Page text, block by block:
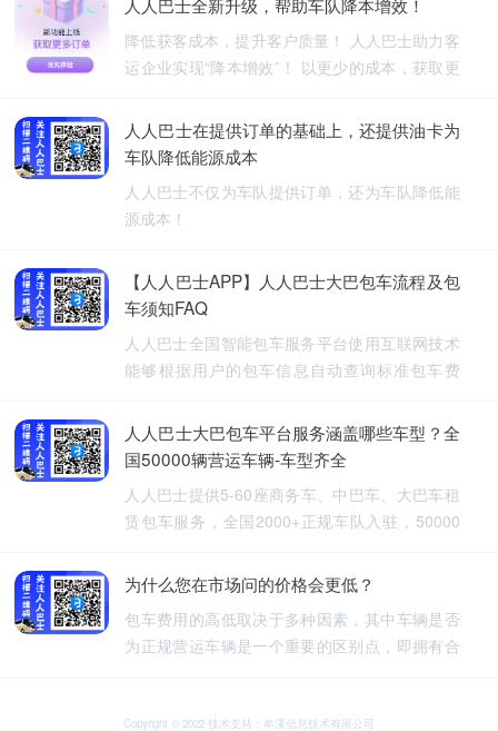
人人巴士春节放假通知-杭州包车网
降低获客成本，提升客户质量！ 人人巴士助力客
运企业实现“降本增效”！ 以更少的成本，获取更
人人巴士在提供订单的基础上，还提供油卡为
车队降低能源成本
人人巴士不仅为车队提供订单，还为车队降低能
源成本！
【人人巴士APP】人人巴士大巴包车流程及包
车须知FAQ
人人巴士全国智能包车服务平台使用互联网技术
能够根据用户的包车信息自动查询标准包车费
车、长期包车、接送飞机、厂班车、校车、婚庆
租车等包车带司机服务。
人人巴士大巴包车平台服务涵盖哪些车型？全
国50000辆营运车辆-车型齐全
人人巴士提供5-60座商务车、中巴车、大巴车租
赁包车服务，全国2000+正规车队入驻，50000
行更安全
为什么您在市场问的价格会更低？
包车费用的高低取决于多种因素，其中车辆是否
为正规营运车辆是一个重要的区别点，即拥有合
可能会提供较低的包车费用，因为它们不需要承
Copyright © 2022 技术支持：牟溪信息技术有限公司